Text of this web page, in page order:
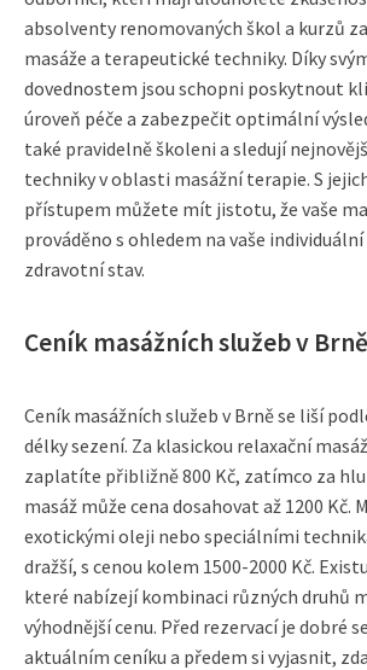
absolventy renomovaných škol a kurzů
masáže a terapeutické techniky. Díky
dovednostem jsou schopni poskytnout
úroveň péče a zabezpečit optimální
také pravidelně školeni a sledují
techniky v oblasti masážní terapie. S
přístupem můžete mít jistotu, že vaše
prováděno s ohledem na vaše
zdravotní stav.
Ceník masážních služeb v Brně
Ceník masážních služeb v Brně se liší
délky sezení. Za klasickou relaxační
zaplatíte přibližně 800 Kč, zatímco za
masáž může cena dosahovat až 1200 Kč.
exotickými oleji nebo speciálními
dražší, s cenou kolem 1500-2000 Kč.
které nabízejí kombinaci různých druhů
výhodnější cenu. Před rezervací je dobré
aktuálním ceníku a předem si vyjasnit,